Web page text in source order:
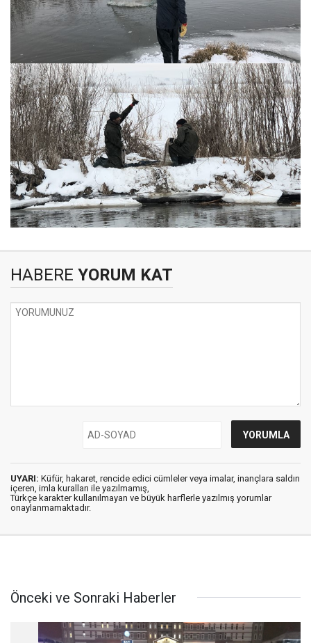
HABERE YORUM KAT
UYARI: Küfür, hakaret, rencide edici cümleler veya imalar, inançlara saldırı
içeren, imla kuralları ile yazılmamış,
Türkçe karakter kullanılmayan ve büyük harflerle yazılmış yorumlar
onaylanmamaktadır.
Önceki ve Sonraki Haberler